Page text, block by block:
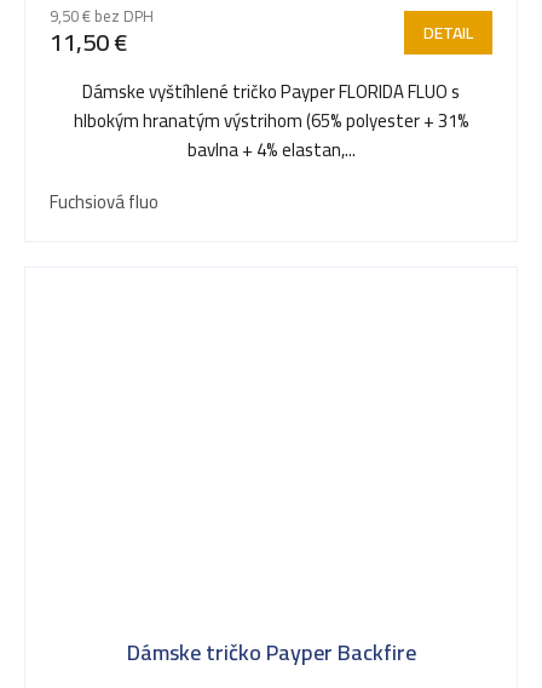
9,50 € bez DPH
11,50 € DETAIL
Dámske vyštíhlené tričko Payper FLORIDA FLUO s
hlbokým hranatým výstrihom (65% polyester + 31%
bavlna + 4% elastan,...
Fuchsiová fluo
Dámske tričko Payper Backfire